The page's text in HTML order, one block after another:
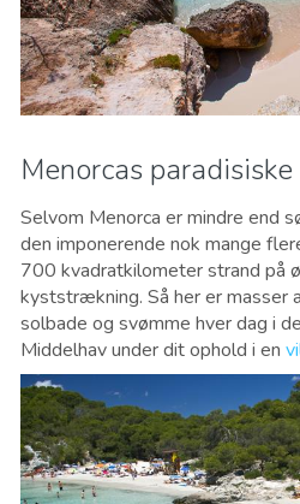
Menorcas
Selvom Menorca er mindre end
den imponerende nok mange
700 kvadratkilometer strand på
kyststrækning. Så her er masser
solbade og svømme hver dag i
Middelhav under dit ophold i en